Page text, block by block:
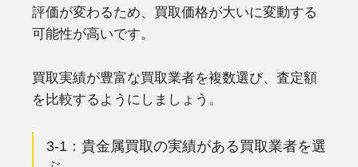
評価が変わるため、買取価格が大いに変動する
可能性が高いです。
買取実績が豊富な買取業者を複数選び、査定額
を比較するようにしましょう。
3-1：貴金属買取の実績がある買取業者を選